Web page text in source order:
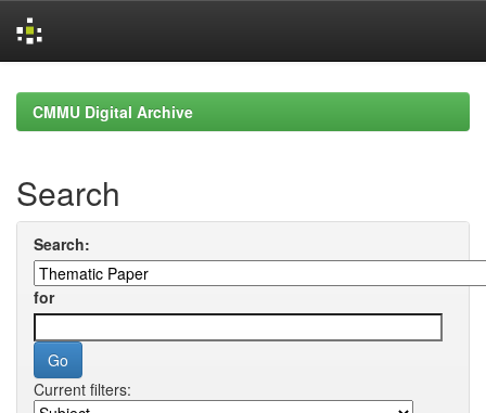
navigationCMMU Digital Archive
Search
Search:
for
Current filters: